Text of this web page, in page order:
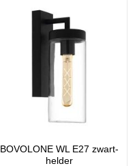
BOVOLONE WL E27 zwart-
helder